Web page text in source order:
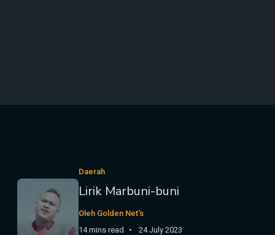
Daerah
Lirik Marbuni-buni
Oleh Golden Net's
14 mins read
24 July 2023